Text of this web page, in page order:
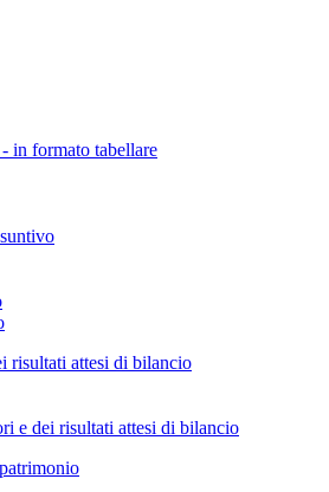
in formato tabellare
risultati attesi di bilancio
e dei risultati attesi di bilancio